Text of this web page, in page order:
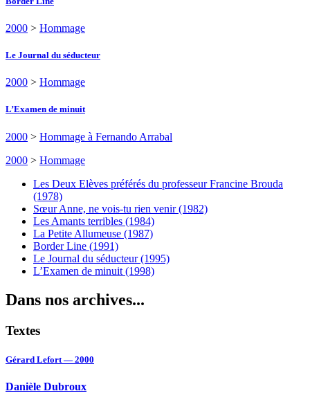
2000 > Hommage
Le Journal du séducteur
2000 > Hommage
L’Examen de minuit
2000 > Hommage à Fernando Arrabal
2000 > Hommage
Les Deux Elèves préférés du professeur Francine Brouda
(1978)
Sœur Anne, ne vois-tu rien venir (1982)
Les Amants terribles (1984)
La Petite Allumeuse (1987)
Border Line (1991)
Le Journal du séducteur (1995)
L’Examen de minuit (1998)
Dans nos archives...
Textes
Gérard Lefort — 2000
Danièle Dubroux